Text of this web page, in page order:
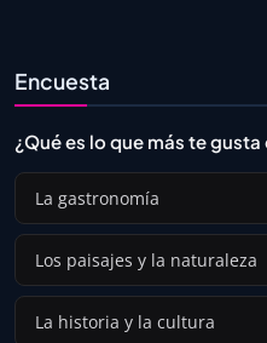
Encuesta
¿Qué es lo que más te
La gastronomía
Los paisajes y la naturaleza
La historia y la cultura